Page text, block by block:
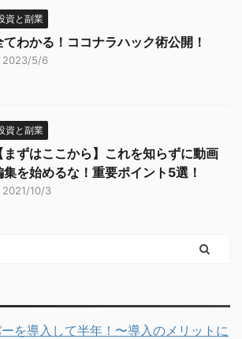
資と副業
てわかる！ココナラハック術公開！
2023/5/6
資と副業
【まずはここから】これを知らずに動画
集を始めるな！重要ポイント5選！
2021/10/3
を導入して半年！〜導入のメリットに